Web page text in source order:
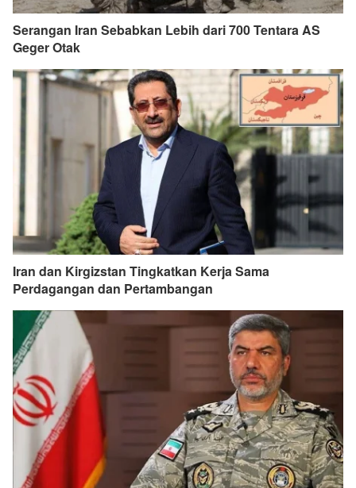
Serangan Iran Sebabkan Lebih dari 700 Tentara AS
Geger Otak
Iran dan Kirgizstan Tingkatkan Kerja Sama
Perdagangan dan Pertambangan